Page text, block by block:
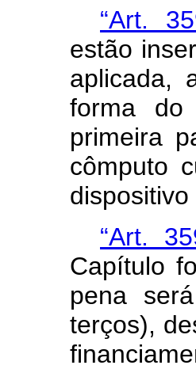
“Art.
estão
aplicada,
forma
primeira
cômputo
“Art.
Capítulo
pena
terços),